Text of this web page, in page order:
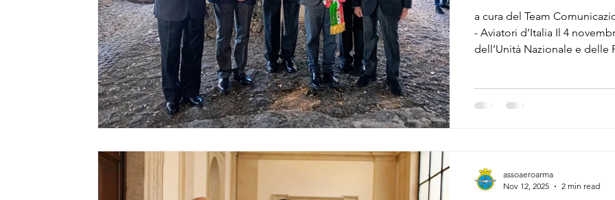
dell’Unità
Forze Armate
a cura del Team
- Aviatori d’Italia Il 4
dell’Unità Nazionale e delle
assoaeroarma
Nov 12, 2025
2 min read